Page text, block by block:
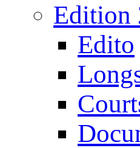
Edition
Edito